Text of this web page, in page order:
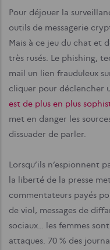
Pour déjouer la
outils de messagerie
Mais à ce jeu du chat et
très rusés. Le phishing,
mail un lien frauduleux
cliquer pour déclencher
est de plus en plus
met en danger les
dissuader de parler.
Lorsqu’ils n’espionnent
la liberté de la presse
commentateurs payés
de viol, messages de
sociaux… les femmes
attaques. 70 % des